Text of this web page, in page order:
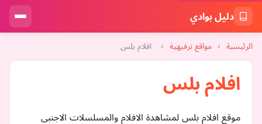
دليل بوادي
الرئيسية › مواقع ترفيهية › افلام بلس
افلام بلس
موقع افلام بلس لمشاهدة الافلام والمسلسلات الاجنبي